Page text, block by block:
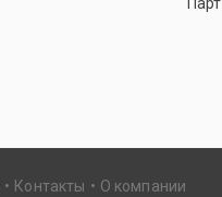
Контакты О компании